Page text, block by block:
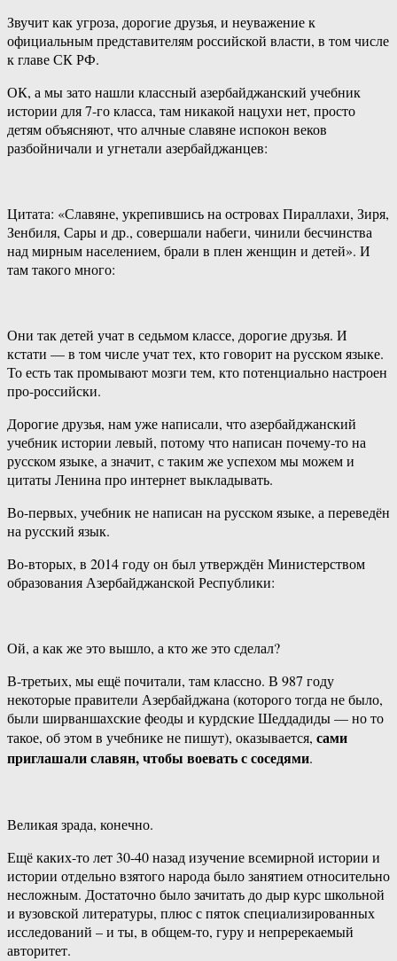
Звучит как угроза, дорогие друзья, и неуважение к
официальным представителям российской власти, в том числе
к главе СК РФ.
ОК, а мы зато нашли классный азербайджанский учебник
истории для 7-го класса, там никакой нацухи нет, просто
детям объясняют, что алчные славяне испокон веков
разбойничали и угнетали азербайджанцев:
Цитата: «Славяне, укрепившись на островах Пираллахи, Зиря,
Зенбиля, Сары и др., совершали набеги, чинили бесчинства
над мирным населением, брали в плен женщин и детей». И
там такого много:
Они так детей учат в седьмом классе, дорогие друзья. И
кстати — в том числе учат тех, кто говорит на русском языке.
То есть так промывают мозги тем, кто потенциально настроен
про-российски.
Дорогие друзья, нам уже написали, что азербайджанский
учебник истории левый, потому что написан почему-то на
русском языке, а значит, с таким же успехом мы можем и
цитаты Ленина про интернет выкладывать.
Во-первых, учебник не написан на русском языке, а переведён
на русский язык.
Во-вторых, в 2014 году он был утверждён Министерством
образования Азербайджанской Республики:
Ой, а как же это вышло, а кто же это сделал?
В-третьих, мы ещё почитали, там классно. В 987 году
некоторые правители Азербайджана (которого тогда не было,
были ширваншахские феоды и курдские Шеддадиды — но то
такое, об этом в учебнике не пишут), оказывается, сами
приглашали славян, чтобы воевать с соседями.
Великая зрада, конечно.
Ещё каких-то лет 30-40 назад изучение всемирной истории и
истории отдельно взятого народа было занятием относительно
несложным. Достаточно было зачитать до дыр курс школьной
и вузовской литературы, плюс с пяток специализированных
исследований – и ты, в общем-то, гуру и непререкаемый
авторитет.